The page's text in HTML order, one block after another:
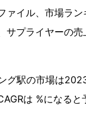
ァイル、市場ラ
プライヤーの
グ駅の市場は
は %になると